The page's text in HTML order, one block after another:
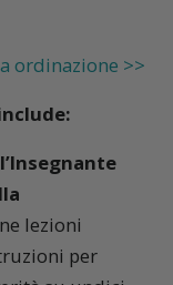
ordinazione >>
lezioni
per